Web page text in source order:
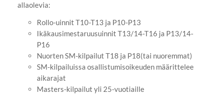
allaolevia:
Rollo-uinnit T10-T13 ja P10-P13
Ikäkausimestaruusuinnit T13/14-T16 ja P13/14-
P16
Nuorten SM-kilpailut T18 ja P18(tai nuoremmat)
SM-kilpailuissa osallistumisoikeuden määrittelee
aikarajat
Masters-kilpailut yli 25-vuotiaille